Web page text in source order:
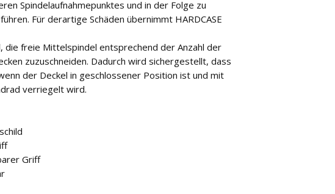
Spindelaufnahmepunktes und in der Folge zu
Für derartige Schäden übernimmt HARDCASE
die freie Mittelspindel entsprechend der Anzahl der
zuzuschneiden. Dadurch wird sichergestellt, dass
der Deckel in geschlossener Position ist und mit
verriegelt wird.
Griff